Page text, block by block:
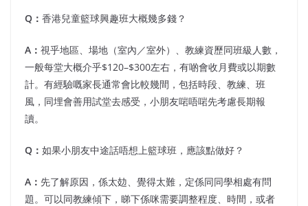
Q： 香港兒童籃球興趣班大概幾多錢？
A： 視乎地區、場地（室內／室外）、教練資歷同班級人數，
一般每堂大概介乎$120–$300左右，有啲會收月費或以期數
計。有經驗嘅家長通常會比較幾間，包括時段、教練、班
風，同埋會善用試堂去感受，小朋友啱唔啱先考慮長期報
讀。
Q： 如果小朋友中途話唔想上籃球班，應該點做好？
A： 先了解原因，係太攰、覺得太難，定係同同學相處有問
題。可以同教練傾下，睇下係咪需要調整程度、時間，或者